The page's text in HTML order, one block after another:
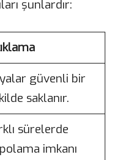
şunlardır:
güvenli bir
saklanır.
sürelerde
imkanı